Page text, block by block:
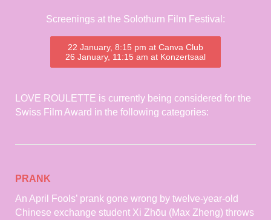
Screenings at the Solothurn Film Festival:
22 January, 8:15 pm at Canva Club
26 January, 11:15 am at Konzertsaal
LOVE ROULETTE is currently being considered for the
Swiss Film Award in the following categories:
PRANK
An April Fools’ prank gone wrong by twelve-year-old
Chinese exchange student Xi Zhōu (Max Zheng) throws